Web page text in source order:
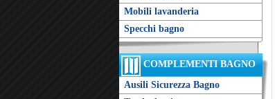
Mobili lavanderia
Specchi bagno
COMPLEMENTI BAGNO
Ausili Sicurezza Bagno